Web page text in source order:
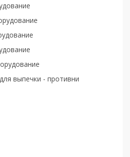
выпечки - противни